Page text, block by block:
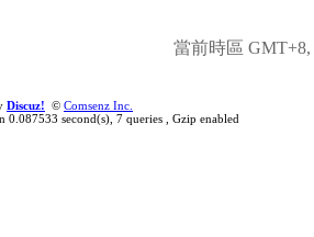
當前時區 GMT+8,
Discuz! © Comsenz Inc.
0.087533 second(s), 7 queries , Gzip enabled